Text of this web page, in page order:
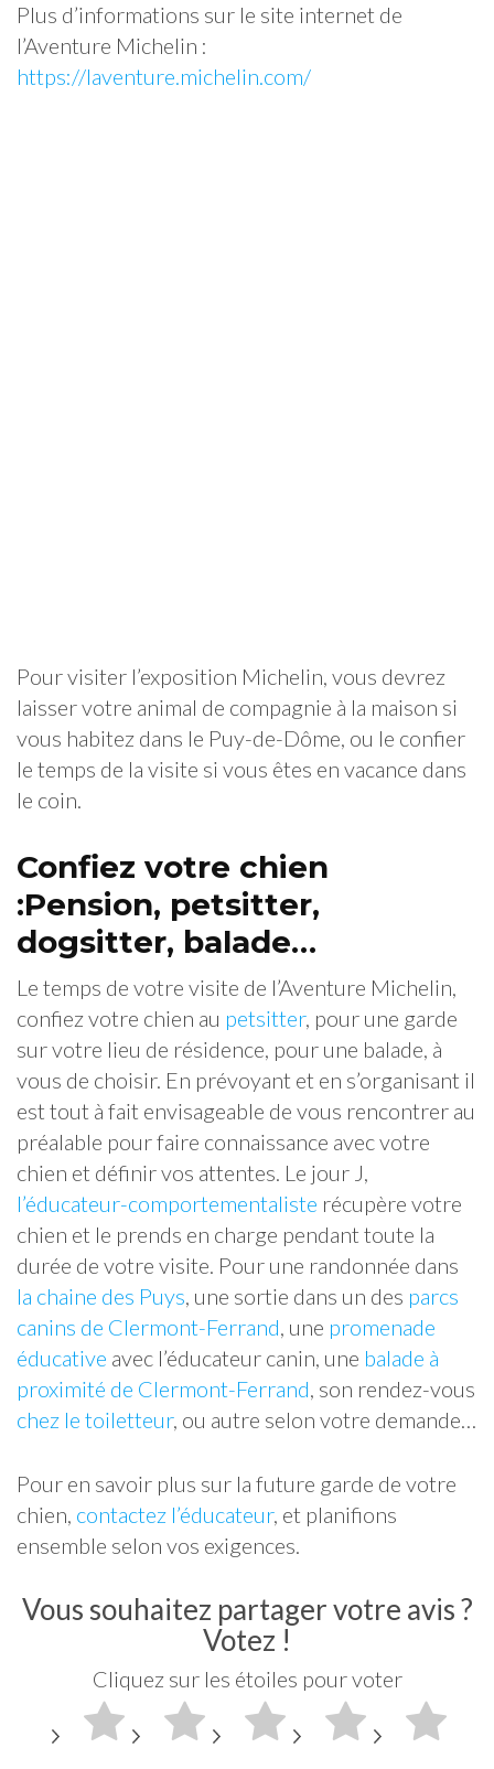
Plus d’informations sur le site internet de
l’Aventure Michelin :
https://laventure.michelin.com/
Pour visiter l’exposition Michelin, vous devrez
laisser votre animal de compagnie à la maison si
vous habitez dans le Puy-de-Dôme, ou le confier
le temps de la visite si vous êtes en vacance dans
le coin.
Confiez votre chien
:Pension, petsitter,
dogsitter, balade…
Le temps de votre visite de l’Aventure Michelin,
confiez votre chien au petsitter, pour une garde
sur votre lieu de résidence, pour une balade, à
vous de choisir. En prévoyant et en s’organisant il
est tout à fait envisageable de vous rencontrer au
préalable pour faire connaissance avec votre
chien et définir vos attentes. Le jour J,
l’éducateur-comportementaliste récupère votre
chien et le prends en charge pendant toute la
durée de votre visite. Pour une randonnée dans
la chaine des Puys, une sortie dans un des parcs
canins de Clermont-Ferrand, une promenade
éducative avec l’éducateur canin, une balade à
proximité de Clermont-Ferrand, son rendez-vous
chez le toiletteur, ou autre selon votre demande…
Pour en savoir plus sur la future garde de votre
chien, contactez l’éducateur, et planifions
ensemble selon vos exigences.
Vous souhaitez partager votre avis ?
Votez !
Cliquez sur les étoiles pour voter